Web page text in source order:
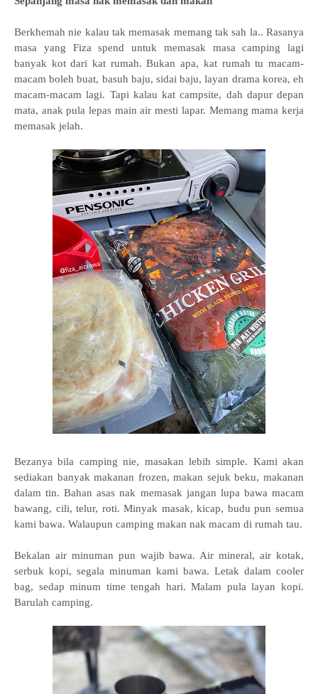
Berkhemah nie kalau tak memasak memang tak sah la.. Rasanya
masa yang Fiza spend untuk memasak masa camping lagi
banyak kot dari kat rumah. Bukan apa, kat rumah tu macam-
macam boleh buat, basuh baju, sidai baju, layan drama korea, eh
macam-macam lagi. Tapi kalau kat campsite, dah dapur depan
mata, anak pula lepas main air mesti lapar. Memang mama kerja
memasak jelah.
Bezanya bila camping nie, masakan lebih simple. Kami akan
sediakan banyak makanan frozen, makan sejuk beku, makanan
dalam tin. Bahan asas nak memasak jangan lupa bawa macam
bawang, cili, telur, roti. Minyak masak, kicap, budu pun semua
kami bawa. Walaupun camping makan nak macam di rumah tau.
Bekalan air minuman pun wajib bawa. Air mineral, air kotak,
serbuk kopi, segala minuman kami bawa. Letak dalam cooler
bag, sedap minum time tengah hari. Malam pula layan kopi.
Barulah camping.